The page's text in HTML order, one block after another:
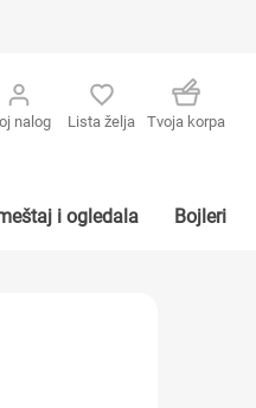
nalog Lista želja Tvoja korpa
i ogledala Bojleri